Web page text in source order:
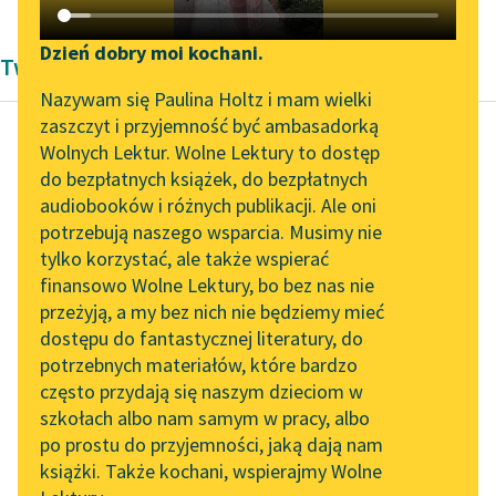
Katalog DAISY
Podkasty o książkach
Zgłoś brak utworu
Aktualności
„Prokurator Alicja Horn”
do słuchania
Byliśmy częścią AI Impact
Lab
Zapraszamy na spotkanie
online z tłumaczkami
literatury skandynawskiej
Spotkanie z Katarzyną
Tunkiel w Oslo
102. lata temu zmarł
Joseph Conrad
Narzędzia
Mapa Wolnych Lektur
Leśmianator
Przewodnik dla piszących i
czytających
API
OAI-PMH
Widget Wolnych Lektur
Przypisy
Dzień dobry moi kochani.
Nazywam się Paulina Holtz i mam wielki
zaszczyt i przyjemność być ambasadorką
Wolnych Lektur. Wolne Lektury to dostęp
do bezpłatnych książek, do bezpłatnych
audiobooków i różnych publikacji. Ale oni
potrzebują naszego wsparcia. Musimy nie
tylko korzystać, ale także wspierać
finansowo Wolne Lektury, bo bez nas nie
przeżyją, a my bez nich nie będziemy mieć
dostępu do fantastycznej literatury, do
potrzebnych materiałów, które bardzo
często przydają się naszym dzieciom w
szkołach albo nam samym w pracy, albo
po prostu do przyjemności, jaką dają nam
książki. Także kochani, wspierajmy Wolne
Twórczość Kornela Makuszyńskiego
Kornel Makuszyński
Awantura o Basię
— Źle było,
nieszczęśliwie było!
Pięliśmy się na koniach
górską ścieżką pełną
wyrw i rozpadlin.
Wcześnie...
Czytaj więcej